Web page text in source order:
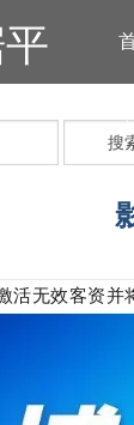
搜
无效客资并